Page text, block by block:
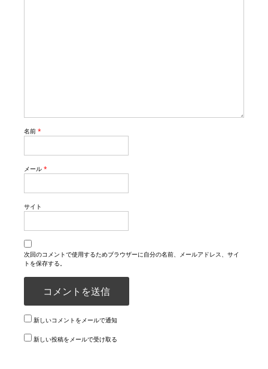
名前 *
メール *
サイト
次回のコメントで使用するためブラウザーに自分の名前、メールアドレス、サイ
トを保存する。
新しいコメントをメールで通知
新しい投稿をメールで受け取る